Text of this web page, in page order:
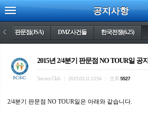
공지사항
< 판문점(JSA) DMZ사건들 한국전쟁(6.25)
2015년 2/4분기 판문점 NO TOUR일 공지
Service Club 2015.03.11 13:54 조회 5527
2/4분기 판문점 NO TOUR일은 아래와 같습니다.